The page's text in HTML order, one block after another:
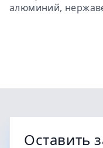
алюминий,
Оставить